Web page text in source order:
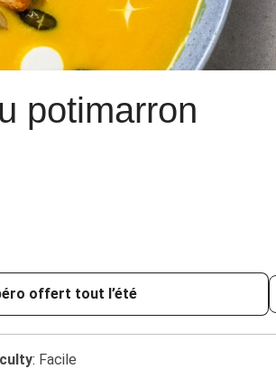
potimarron
offert tout l’été
: Facile